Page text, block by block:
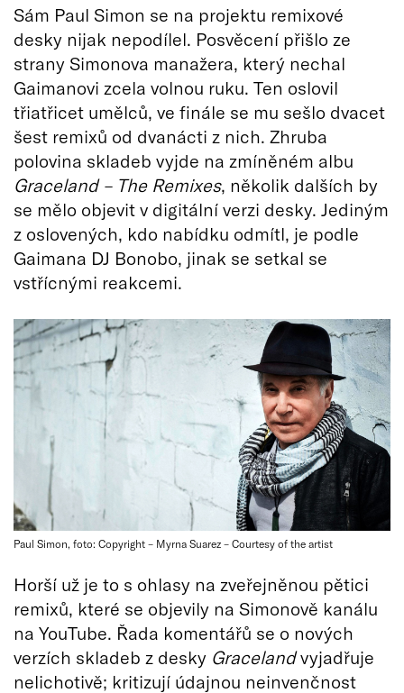
Sám Paul Simon se na projektu remixové
desky nijak nepodílel. Posvěcení přišlo ze
strany Simonova manažera, který nechal
Gaimanovi zcela volnou ruku. Ten oslovil
třiatřicet umělců, ve finále se mu sešlo dvacet
šest remixů od dvanácti z nich. Zhruba
polovina skladeb vyjde na zmíněném albu
Graceland – The Remixes, několik dalších by
se mělo objevit v digitální verzi desky. Jediným
z oslovených, kdo nabídku odmítl, je podle
Gaimana DJ Bonobo, jinak se setkal se
vstřícnými reakcemi.
Paul Simon, foto: Copyright – Myrna Suarez – Courtesy of the artist
Horší už je to s ohlasy na zveřejněnou pětici
remixů, které se objevily na Simonově kanálu
na YouTube. Řada komentářů se o nových
verzích skladeb z desky Gracelandvyjadřuje
nelichotivě; kritizují údajnou neinvenčnost